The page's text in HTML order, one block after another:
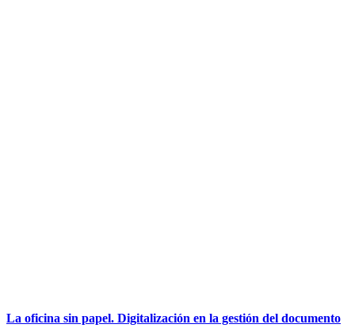
10/07/2024